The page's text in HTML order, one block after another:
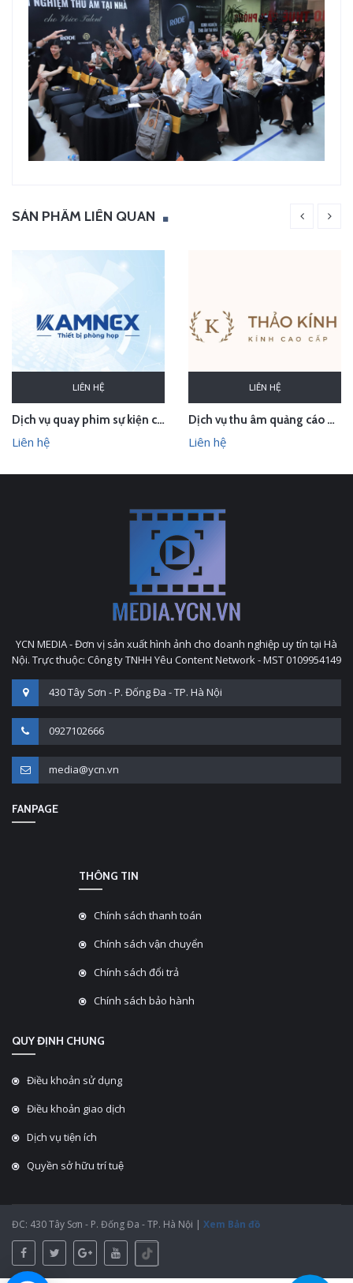
SẢN PHẨM LIÊN QUAN
LIÊN HỆ
Dịch vụ quay phim sự kiện cho CTCP Kamnex
Liên hệ
LIÊN HỆ
Dịch vụ thu âm quảng cáo phát loa cho Thảo Kính Store
Liên hệ
YCN MEDIA - Đơn vị sản xuất hình ảnh cho doanh nghiệp uy tín tại Hà
Nội. Trực thuộc: Công ty TNHH Yêu Content Network - MST 0109954149
430 Tây Sơn - P. Đống Đa - TP. Hà Nội
0927102666
media@ycn.vn
FANPAGE
THÔNG TIN
Chính sách thanh toán
Chính sách vận chuyển
Chính sách đổi trả
Chính sách bảo hành
QUY ĐỊNH CHUNG
Điều khoản sử dụng
Điều khoản giao dịch
Dịch vụ tiện ích
Quyền sở hữu trí tuệ
ĐC: 430 Tây Sơn - P. Đống Đa - TP. Hà Nội | Xem Bản đồ